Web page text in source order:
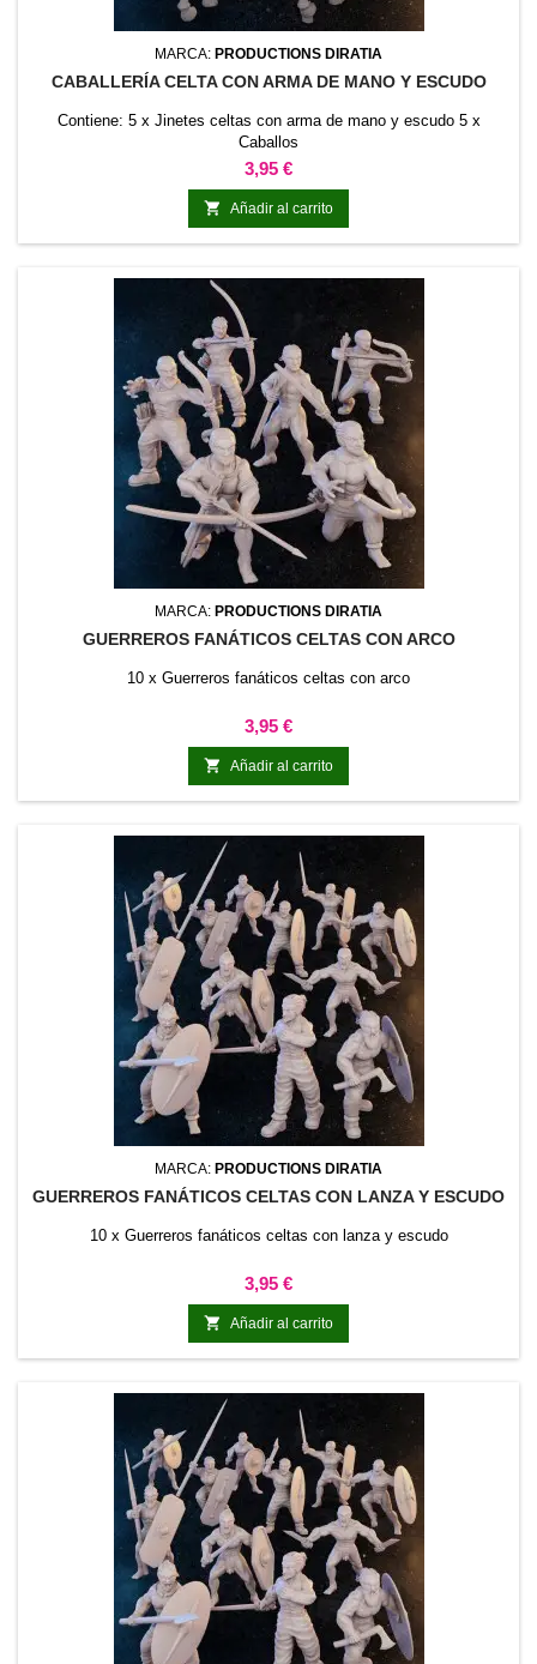
MARCA: PRODUCTIONS DIRATIA
CABALLERÍA CELTA CON ARMA DE MANO Y ESCUDO
Contiene: 5 x Jinetes celtas con arma de mano y escudo 5 x
Caballos
Precio
3,95 €
 Añadir al carrito
MARCA: PRODUCTIONS DIRATIA
GUERREROS FANÁTICOS CELTAS CON ARCO
10 x Guerreros fanáticos celtas con arco
Precio
3,95 €
 Añadir al carrito
MARCA: PRODUCTIONS DIRATIA
GUERREROS FANÁTICOS CELTAS CON LANZA Y ESCUDO
10 x Guerreros fanáticos celtas con lanza y escudo
Precio
3,95 €
 Añadir al carrito